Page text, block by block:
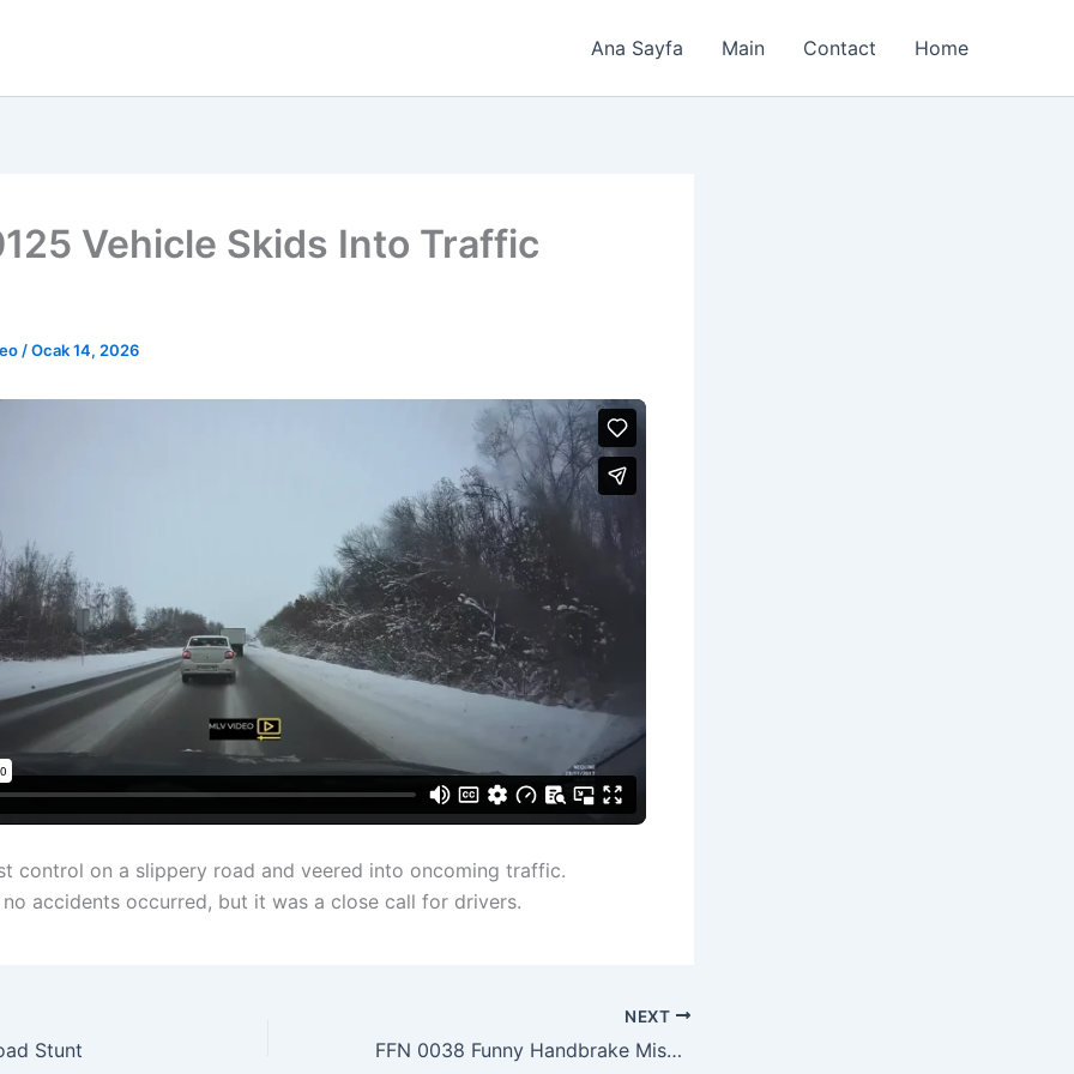
Ana Sayfa Main Contact Home
Vehicle Skids Into Traffic
/Ocak 14, 2026
control on a slippery road and veered into oncoming traffic.
no accidents occurred, but it was a close call for drivers.
Stunt
NEXT
FFN 0038 Funny Handbrake Mishap